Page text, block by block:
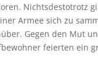
Nichtsdestotrotz
Armee sich zu
Gegen den Mut
feierten ein